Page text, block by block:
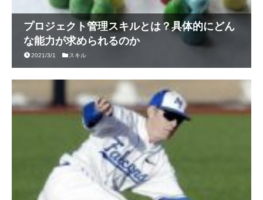
プロジェクト管理スキルとは？具体的にどん
な能力が求められるのか
2021/3/1 スキル